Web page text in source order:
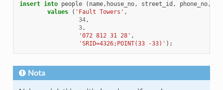
insert into people ( name, house_no, street_id , phone_no,
values
( 'Fault Towers' ,
34,
3,
'072 812 31 28' ,
'SRID=4326;POINT(33 -33)' );
Nota